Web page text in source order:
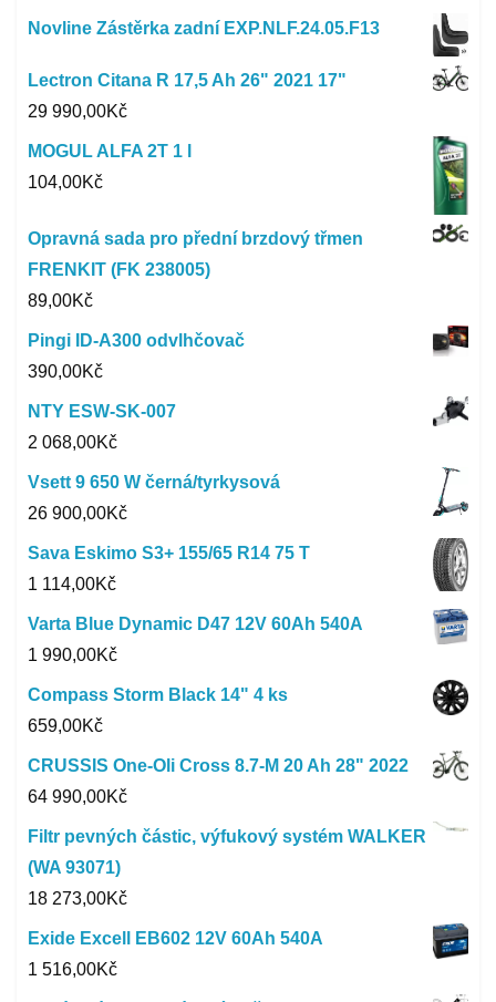
Novline Zástěrka zadní EXP.NLF.24.05.F13
Lectron Citana R 17,5 Ah 26" 2021 17"
29 990,00Kč
MOGUL ALFA 2T 1 l
104,00Kč
Opravná sada pro přední brzdový třmen
FRENKIT (FK 238005)
89,00Kč
Pingi ID-A300 odvlhčovač
390,00Kč
NTY ESW-SK-007
2 068,00Kč
Vsett 9 650 W černá/tyrkysová
26 900,00Kč
Sava Eskimo S3+ 155/65 R14 75 T
1 114,00Kč
Varta Blue Dynamic D47 12V 60Ah 540A
1 990,00Kč
Compass Storm Black 14" 4 ks
659,00Kč
CRUSSIS One-Oli Cross 8.7-M 20 Ah 28" 2022
64 990,00Kč
Filtr pevných částic, výfukový systém WALKER
(WA 93071)
18 273,00Kč
Exide Excell EB602 12V 60Ah 540A
1 516,00Kč